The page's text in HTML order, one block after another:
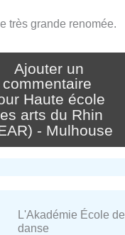
très grande renomée.
Ajouter un
commentaire
Haute école
arts du Rhin
- Mulhouse
L'Akadémie École de
danse